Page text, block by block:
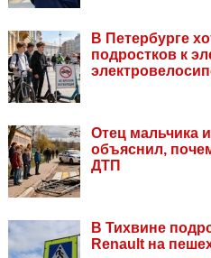
В Петербурге
подростков к
Отец мальчика
объяснил,
ДТП
В Тихвине
Renault на